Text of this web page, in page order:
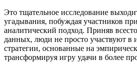
Это тщательное исследование
угадывания, побуждая участников
аналитический подход. Приняв
данных, люди не просто участвуют в
стратегии, основанные на
трансформируя игру удачи в более